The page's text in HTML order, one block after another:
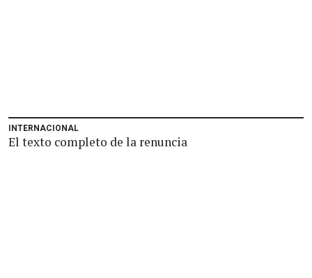
INTERNACIONAL
El texto completo de la renuncia